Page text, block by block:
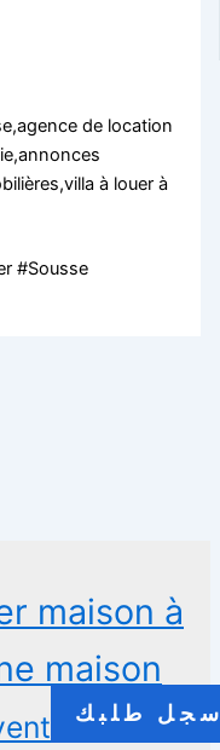
طلبك
de location
à louer à
#Sousse
maison à
maison
maison